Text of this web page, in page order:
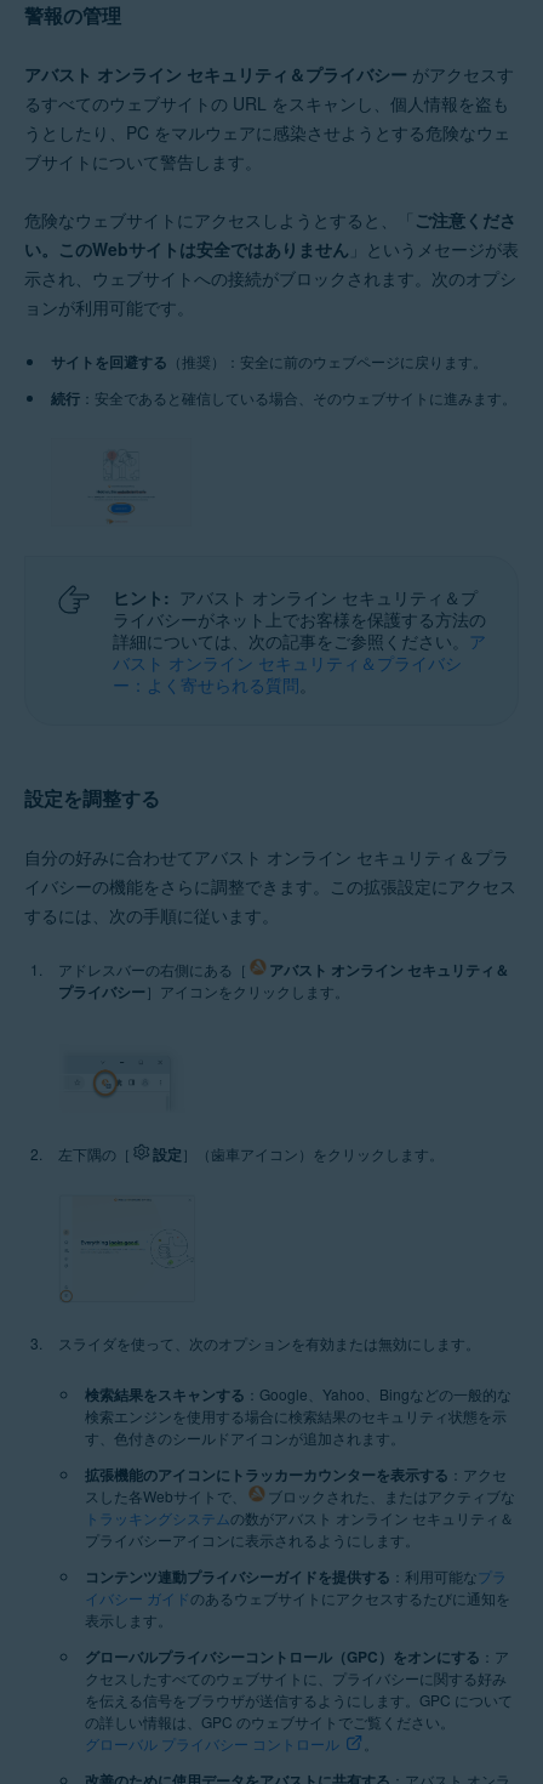
警報の管理
アバスト オンライン セキュリティ＆プライバシー がアクセスす
るすべてのウェブサイトの URL をスキャンし、個人情報を盗も
うとしたり、PC をマルウェアに感染させようとする危険なウェ
ブサイトについて警告します。
危険なウェブサイトにアクセスしようとすると、「 ご注意くださ
い。このWebサイトは安全ではありません 」というメセージが表
示され、ウェブサイトへの接続がブロックされます。次のオプシ
ョンが利用可能です。
サイトを回避する （推奨）：安全に前のウェブページに戻ります。
続行 ：安全であると確信している場合、そのウェブサイトに進みます。
ヒント: アバスト オンライン セキュリティ＆プ
ライバシーがネット上でお客様を保護する方法の
詳細については、次の記事をご参照ください。 ア
バスト オンライン セキュリティ＆プライバシ
ー：よく寄せられる質問
設定を調整する
自分の好みに合わせてアバスト オンライン セキュリティ＆プラ
イバシーの機能をさらに調整できます。この拡張設定にアクセス
するには、次の手順に従います。
アドレスバーの右側にある［
アバスト オンライン セキュリティ＆
プライバシー ］アイコンをクリックします。
左下隅の［ 設定 ］（歯車アイコン）をクリックします。
スライダを使って、次のオプションを有効または無効にします。
検索結果をスキャンする ：Google、Yahoo、Bingなどの一般的な
検索エンジンを使用する場合に検索結果のセキュリティ状態を示
す、色付きのシールドアイコンが追加されます。
拡張機能のアイコンにトラッカーカウンターを表示する ：アクセ
スした各Webサイトで、
ブロックされた、またはアクティブな
トラッキングシステムの数がアバスト オンライン セキュリティ＆
プライバシーアイコンに表示されるようにします。
コンテンツ連動プライバシーガイドを提供する ：利用可能なプラ
イバシー ガイドのあるウェブサイトにアクセスするたびに通知を
表示します。
グローバルプライバシーコントロール（GPC）をオンにする ：ア
クセスしたすべてのウェブサイトに、プライバシーに関する好み
を伝える信号をブラウザが送信するようにします。GPC について
の詳しい情報は、GPC のウェブサイトでご覧ください。
グローバル プライバシー コントロール
：アバスト オンラ